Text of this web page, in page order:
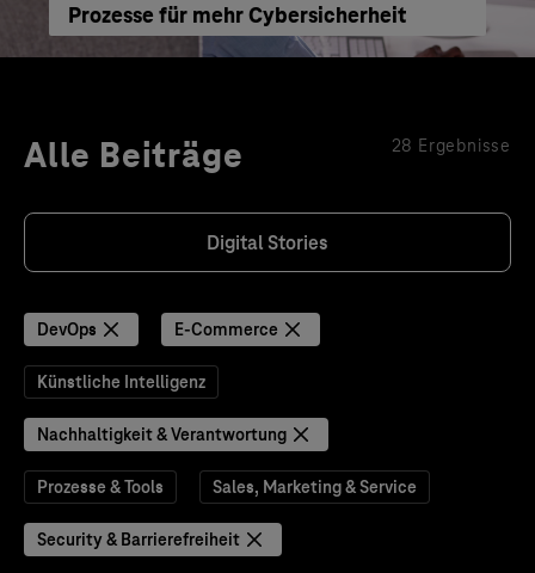
Prozesse für mehr Cybersicherheit
Alle Beiträge 28 Ergebnisse
Digital Stories
DevOps E-Commerce
Künstliche Intelligenz
Nachhaltigkeit & Verantwortung
Prozesse & Tools Sales, Marketing & Service
Security & Barrierefreiheit